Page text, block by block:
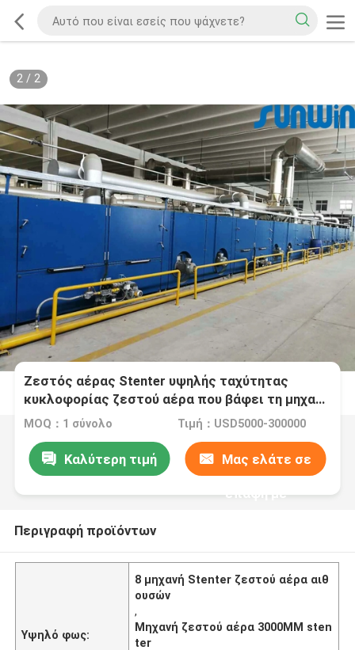
2/ 2
Ζεστός αέρας Stenter υψηλής ταχύτητας
κυκλοφορίας ζεστού αέρα που βάφει τη μηχανή
λήξης για τα σεντόνια
MOQ：1 σύνολο Τιμή：USD5000-300000
Καλύτερη τιμή Μας ελάτε σε
επαφή με
Περιγραφή προϊόντων
Υψηλό φως:
8 μηχανή Stenter ζεστού αέρα αιθ
ουσών
,
Μηχανή ζεστού αέρα 3000MM sten
ter